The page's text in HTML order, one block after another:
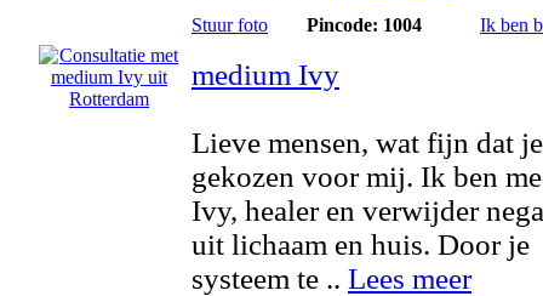
Stuur foto Pincode: 1004 Ik ben
medium Ivy
Lieve mensen, wat fijn dat
gekozen voor mij. Ik ben
Ivy, healer en verwijder
uit lichaam en huis. Door je
systeem te .. Lees meer